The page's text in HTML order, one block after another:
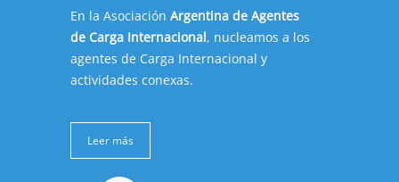
En la Asociación Argentina de Agentes
de Carga Internacional, nucleamos a los
agentes de Carga Internacional y
actividades conexas.
Leer más